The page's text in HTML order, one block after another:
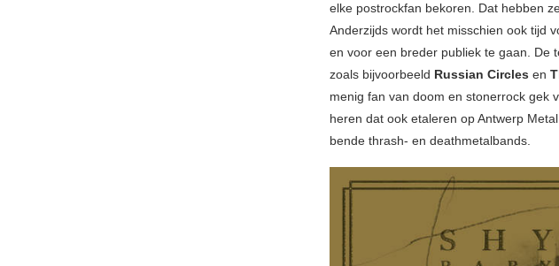
elke postrockfan bekoren. Dat hebben
Anderzijds wordt het misschien ook tijd
en voor een breder publiek te gaan. De
zoals bijvoorbeeld Russian Circles en
menig fan van doom en stonerrock gek
heren dat ook etaleren op Antwerp
bende thrash- en deathmetalbands.